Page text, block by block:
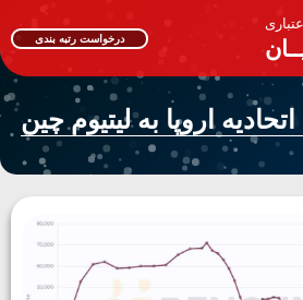
درخواست رتبه بندی
اروپا به لیتیوم چین